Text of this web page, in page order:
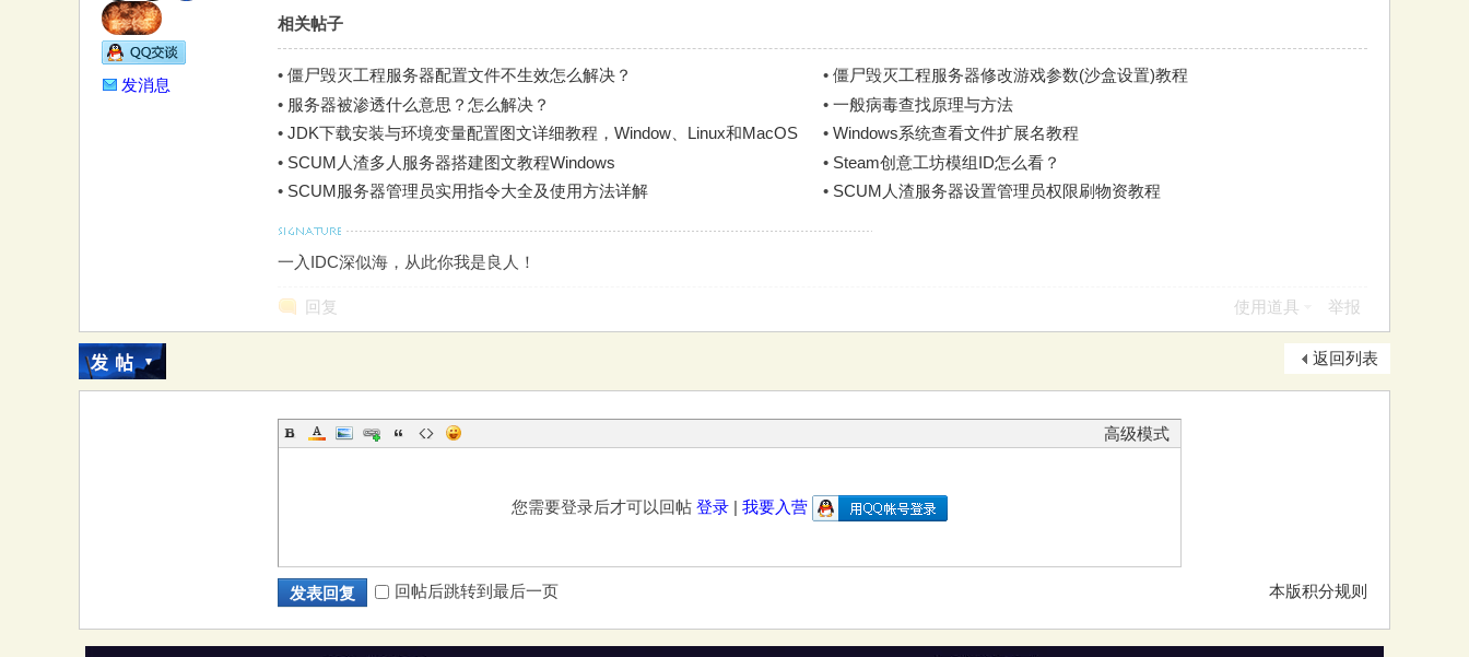
营
发消息
相关帖子
• 僵尸毁灭工程服务器配置文件不生效怎么解决？ • 僵尸毁灭工程服务器修改游戏参数(沙盒设置)教程
• 服务器被渗透什么意思？怎么解决？ • 一般病毒查找原理与方法
• JDK下载安装与环境变量配置图文详细教程，Window、Linux和MacOS • Windows系统查看文件扩展名教程
• SCUM人渣多人服务器搭建图文教程Windows • Steam创意工坊模组ID怎么看？
• SCUM服务器管理员实用指令大全及使用方法详解 • SCUM人渣服务器设置管理员权限刷物资教程
一入IDC深似海，从此你我是良人！
回复 使用道具 举报
返回列表
高级模式
您需要登录后才可以回帖 登录 | 我要入营
本版积分规则
发表回复 回帖后跳转到最后一页